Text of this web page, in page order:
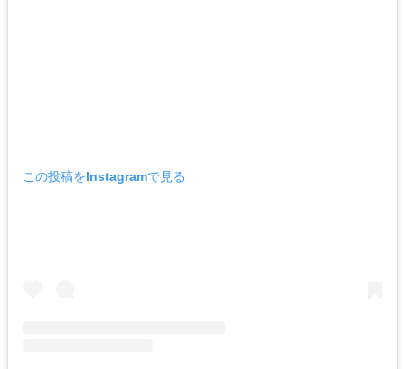
この投稿をInstagramで見る